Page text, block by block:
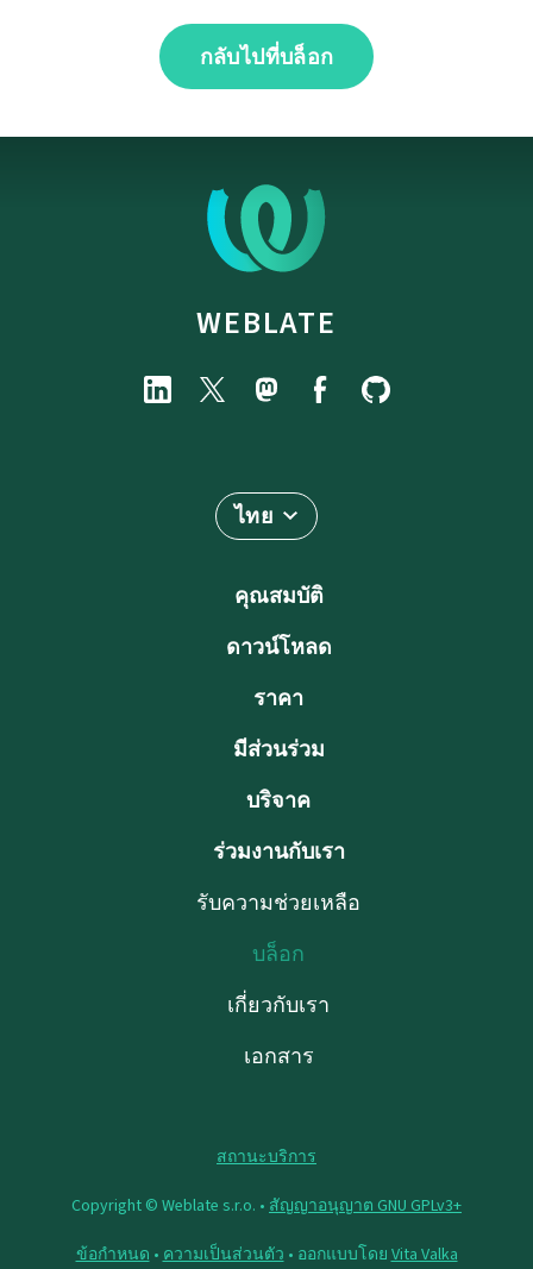
กลับไปที่บล็อก
WEBLATE
ไทย
คุณสมบัติ
ดาวน์โหลด
ราคา
มีส่วนร่วม
บริจาค
ร่วมงานกับเรา
รับความช่วยเหลือ
บล็อก
เกี่ยวกับเรา
เอกสาร
สถานะบริการ
Copyright © Weblate s.r.o. • สัญญาอนุญาต GNU GPLv3+
ข้อกำหนด • ความเป็นส่วนตัว • ออกแบบโดย Vita Valka